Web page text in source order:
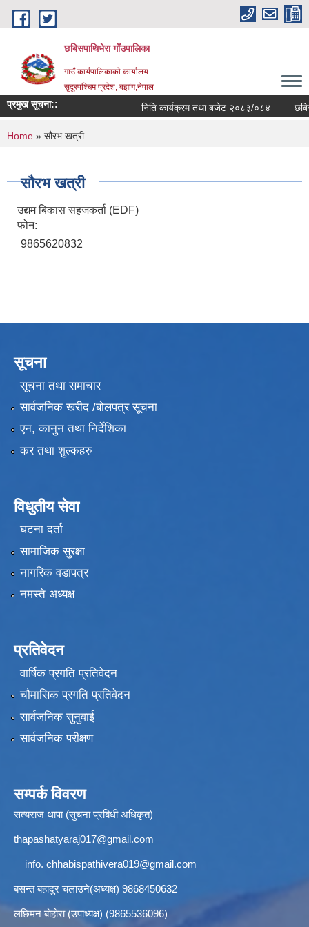
Skip to main content
छबिसपाथिभेरा गाँउपालिका
गाउँ कार्यपालिकाकाे कार्यालय
सुदूरपश्चिम प्रदेश, बझांग,नेपाल
प्रमुख सूचना:: निति कार्यक्रम तथा बजेट २०८३/०८४
You are here
Home » सौरभ खत्री
सौरभ खत्री
उद्यम बिकास सहजकर्ता (EDF)
फोन:
9865620832
सूचना
सूचना तथा समाचार
सार्वजनिक खरीद /बोलपत्र सूचना
एन, कानुन तथा निर्देशिका
कर तथा शुल्कहरु
विधुतीय सेवा
घटना दर्ता
सामाजिक सुरक्षा
नागरिक वडापत्र
नमस्ते अध्यक्ष
प्रतिवेदन
वार्षिक प्रगति प्रतिवेदन
चौमासिक प्रगति प्रतिवेदन
सार्वजनिक सुनुवाई
सार्वजनिक परीक्षण
सम्पर्क विवरण
सत्यराज थापा (सुचना प्रबिधी अधिकृत)
thapashatyaraj017@gmail.com
info. chhabispathivera019@gmail.com
बसन्त बहादुर चलाउने(अध्यक्ष) 9868450632
लछिमन बोहोरा (उपाध्यक्ष) (9865536096)